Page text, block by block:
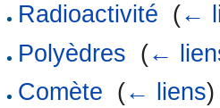
Radioactivité (←
Polyèdres (←
Comète (← liens)